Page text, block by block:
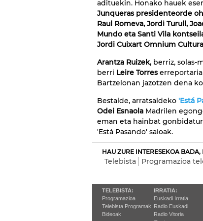
adituekin. Honako hauek
Junqueras presidenteorde
Raul Romeva, Jordi Turull,
Mundo eta Santi Vila
Jordi Cuixart Omnium
Arantza Ruizek, berriz, solas-
berri Leire Torres
Bartzelonan jazotzen dena
Bestalde, arratsaldeko 'Está
Odei Esnaola Madrilen
eman eta hainbat
'Está Pasando' saioak.
HAU ZURE INTERESEKOA
Telebista Programazioa
TELEBISTA:
Programazioa
Telebista Programak
Bideoak
IRRATIA:
Euskadi Irratia
Radio Euskadi
Radio Vitoria